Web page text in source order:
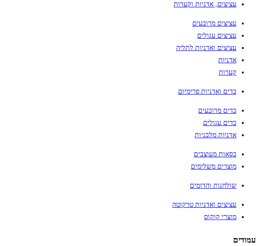
עציצים, אדניות וקערות
עציצים מרובעים
עציצים עגולים
עציצים ואדניות לתליה
אדניות
קערות
כדים ואדניות פרימיום
כדים מרובעים
כדים עגולים
אדניות מלבניות
כסאות מעוצבים
מוצרים משלימים
שולחנות והדומים
עציצים ואדניות טרקוטה
מוצרי קוקוס
עמודים